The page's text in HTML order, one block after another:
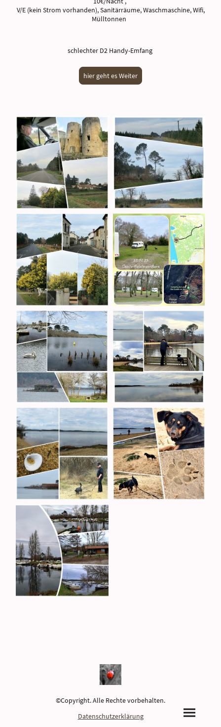
V/E (kein Strom vorhanden), Sanitärräume, Waschmaschine, Wifi,
Mülltonnen
schlechter D2 Handy-Emfang
hier geht es Weiter
©Copyright. Alle Rechte vorbehalten.
Datenschutzerklärung